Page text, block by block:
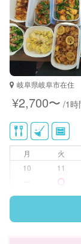
岐阜県岐阜市在住
¥2,700〜 /1時
月 火
10
11